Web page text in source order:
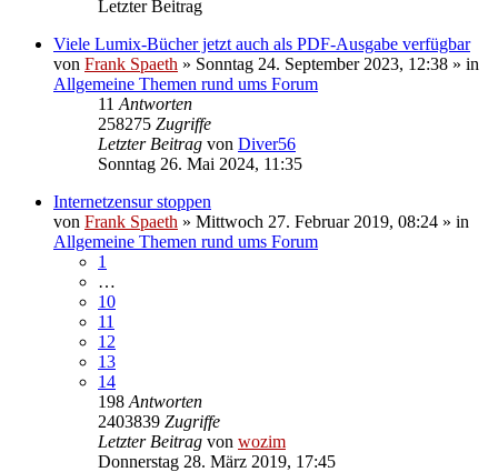
Letzter Beitrag
Viele Lumix-Bücher jetzt auch als PDF-Ausgabe verfügbar
von Frank Spaeth » Sonntag 24. September 2023, 12:38 » in
Allgemeine Themen rund ums Forum
11 Antworten
258275 Zugriffe
Letzter Beitrag von Diver56
Sonntag 26. Mai 2024, 11:35
Internetzensur stoppen
von Frank Spaeth » Mittwoch 27. Februar 2019, 08:24 » in
Allgemeine Themen rund ums Forum
1
…
10
11
12
13
14
198 Antworten
2403839 Zugriffe
Letzter Beitrag von wozim
Donnerstag 28. März 2019, 17:45